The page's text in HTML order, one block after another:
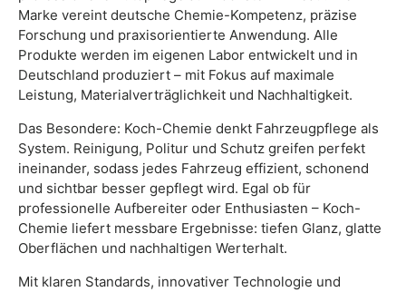
Marke vereint deutsche Chemie-Kompetenz, präzise
Forschung und praxisorientierte Anwendung. Alle
Produkte werden im eigenen Labor entwickelt und in
Deutschland produziert – mit Fokus auf maximale
Leistung, Materialverträglichkeit und Nachhaltigkeit.
Das Besondere: Koch-Chemie denkt Fahrzeugpflege als
System. Reinigung, Politur und Schutz greifen perfekt
ineinander, sodass jedes Fahrzeug effizient, schonend
und sichtbar besser gepflegt wird. Egal ob für
professionelle Aufbereiter oder Enthusiasten – Koch-
Chemie liefert messbare Ergebnisse: tiefen Glanz, glatte
Oberflächen und nachhaltigen Werterhalt.
Mit klaren Standards, innovativer Technologie und